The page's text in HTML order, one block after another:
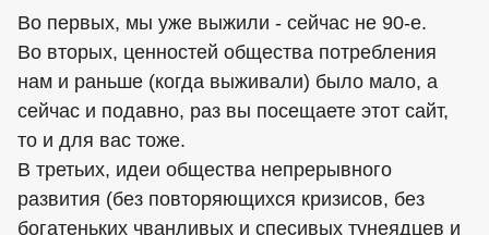
Во первых, мы уже выжили - сейчас не 90-е.
Во вторых, ценностей общества потребления
нам и раньше (когда выживали) было мало, а
сейчас и подавно, раз вы посещаете этот сайт,
то и для вас тоже.
В третьих, идеи общества непрерывного
развития (без повторяющихся кризисов, без
богатеньких чванливых и спесивых тунеядцев и